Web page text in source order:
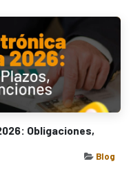
Obligaciones,
Blog